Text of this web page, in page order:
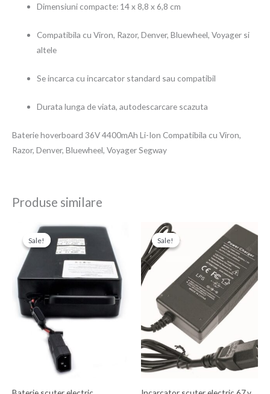
Dimensiuni compacte: 14 x 8,8 x 6,8 cm
Compatibila cu Viron, Razor, Denver, Bluewheel, Voyager si
altele
Se incarca cu incarcator standard sau compatibil
Durata lunga de viata, autodescarcare scazuta
Baterie hoverboard 36V 4400mAh Li-Ion Compatibila cu Viron,
Razor, Denver, Bluewheel, Voyager Segway
Produse similare
Sale!
Sale!
Prețul
inițial
a
fost:
1.600,00 Ron.
Prețul
curent
este:
1.400,00 Ron.
Sale!
Sale!
a
200,00 Ron.
Prețul
curent
este:
180,00 Ron.